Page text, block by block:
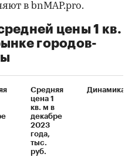
в bnMAP.pro.
цены 1 кв.
городов-
Средняя
цена 1
кв. м в
декабре
2023
года,
тыс.
руб.
Динамика